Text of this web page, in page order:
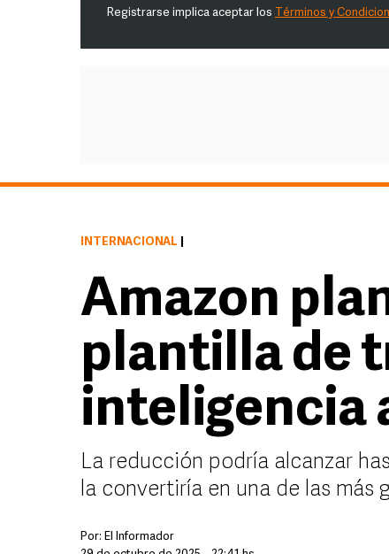
Registrarse implica aceptar los Términos y
INTERNACIONAL
Amazon
plantilla de
inteligencia
La reducción podría alcanzar
la convertiría en una de las más
Por: El Informador